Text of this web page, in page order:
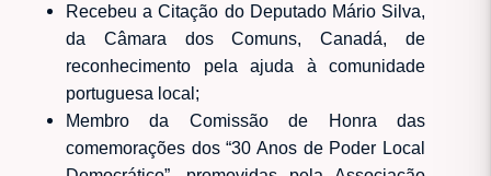
Recebeu a Citação do Deputado Mário Silva,
da Câmara dos Comuns, Canadá, de
reconhecimento pela ajuda à comunidade
portuguesa local;
Membro da Comissão de Honra das
comemorações dos “30 Anos de Poder Local